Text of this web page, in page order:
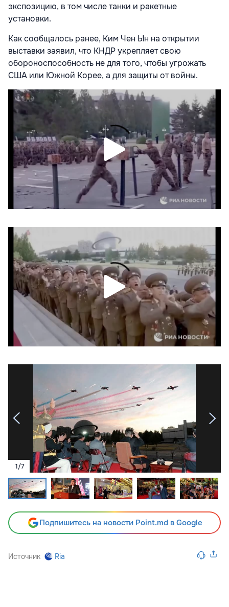
экспозицию, в том числе танки и ракетные
установки.
Как сообщалось ранее, Ким Чен Ын на открытии
выставки заявил, что КНДР укрепляет свою
обороноспособность не для того, чтобы угрожать
США или Южной Корее, а для защиты от войны.
1/7
Подпишитесь на новости Point.md в Google
Источник Ria